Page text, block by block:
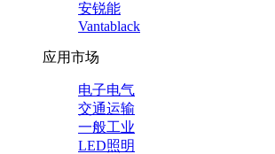
安锐能
Vantablack
应用市场
电子电气
交通运输
一般工业
LED照明